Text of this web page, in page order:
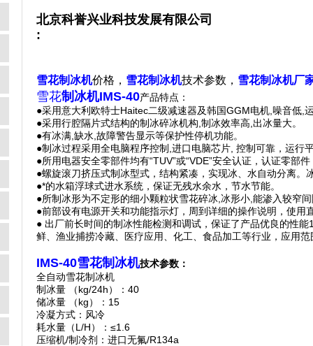
北京科誉兴业科技发展有限公司
:
雪花制冰机价格， 雪花制冰机技术参数， 雪花制冰机厂
雪花制冰机IMS-40产品特点：
●采用意大利欧特士Haitec二级减速器及韩国GGM电机,噪音低,运
●采用行腔隔片式结构的制冰碎冰机构,制冰效率高,出冰量大。
●有冰满,缺水,故障警告显示等保护性停机功能。
●制冰过程采用全电脑程序控制,进口电脑芯片, 控制可靠，运行平
●所用电器安全零部件均有“TUV”或“VDE”安全认证，认证零部件
●螺旋滚刀挤压式制冰型式，结构紧凑，实现冰、水自动分离。
●*的水箱浮球式进水系统，保证无残水余水，节水节能。
●所制冰形为不定形的细小颗粒状雪花碎冰,冰形小,能渗入较窄
●前部设有电源开关和功能指示灯，周到详细的操作说明，使用
● 出厂前长时间的制冰性能检测和调试，保证了产品优良的性
鲜、渔业捕捞冷藏、医疗应用、化工、食品加工等行业，应用范
IMS-40雪花制冰机技术参数：
全自动雪花制冰机
制冰量 （kg/24h）：40
储冰量 （kg）：15
冷凝方式：风冷
耗水量（L/H）：≤1.6
压缩机/制冷剂：进口无氟/R134a